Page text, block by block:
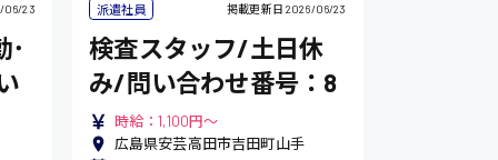
06/23
･
派遣社員 掲載更新日 2026/06/23
検査スタッフ/土日休
み/問い合わせ番号：8
時給：1,100円～
広島県安芸高田市吉田町山手